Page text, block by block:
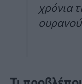
χρόνια